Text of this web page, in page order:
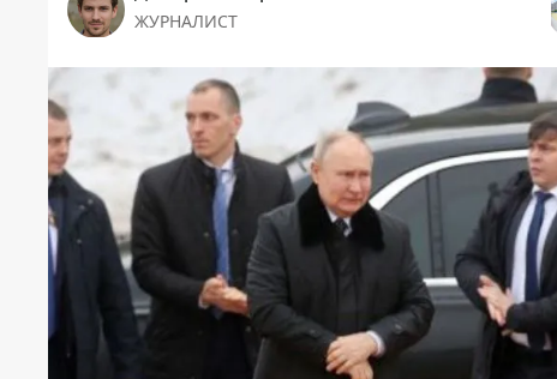
ЖУРНАЛИСТ